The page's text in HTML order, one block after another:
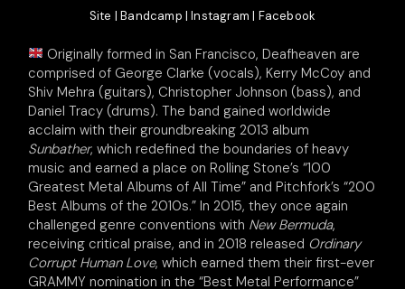
Site |Bandcamp |Instagram | Facebook
Originally formed in San Francisco, Deafheaven are
comprised of George Clarke (vocals), Kerry McCoy and
Shiv Mehra (guitars), Christopher Johnson (bass), and
Daniel Tracy (drums). The band gained worldwide
acclaim with their groundbreaking 2013 album
Sunbather, which redefined the boundaries of heavy
music and earned a place on Rolling Stone’s “100
Greatest Metal Albums of All Time” and Pitchfork’s “200
Best Albums of the 2010s.” In 2015, they once again
challenged genre conventions with New Bermuda,
receiving critical praise, and in 2018 released Ordinary
Corrupt Human Love, which earned them their first-ever
GRAMMY nomination in the “Best Metal Performance”